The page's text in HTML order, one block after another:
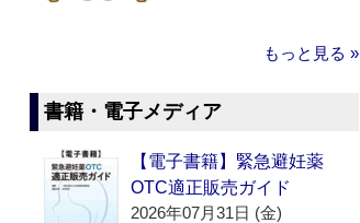
もっと見る »
書籍・電子メディア
【電子書籍】緊急避妊薬
OTC適正販売ガイド
2026年07月31日 (金)